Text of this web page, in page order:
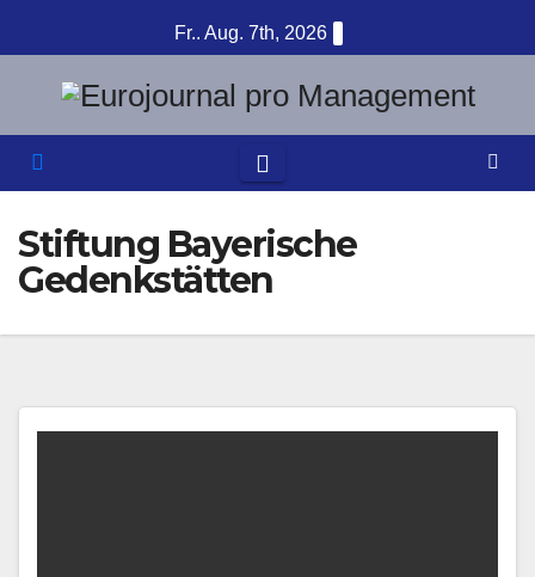
Inhalt
springen
Fr.. Aug. 7th, 2026
Stiftung Bayerische
Gedenkstätten